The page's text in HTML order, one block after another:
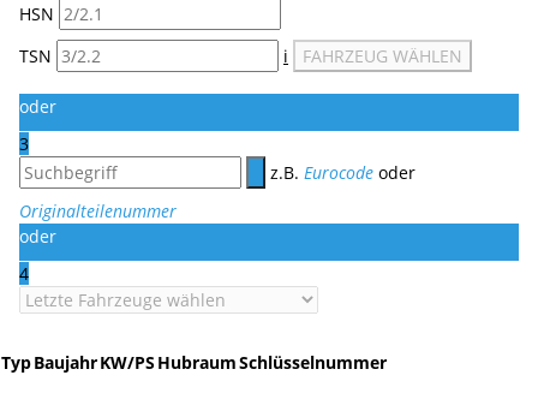
HSN
TSN
i FAHRZEUG WÄHLEN
oder
3
z.B. Eurocode oder
Originalteilenummer
oder
4
TypBaujahrKW/PS HubraumSchlüsselnummer